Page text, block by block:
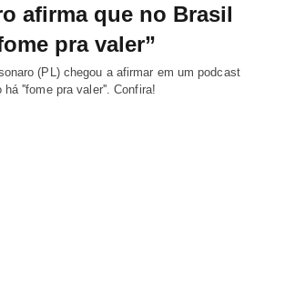
afirma que no Brasil
pra valer”
(PL) chegou a afirmar em um podcast
há ''fome pra valer''. Confira!